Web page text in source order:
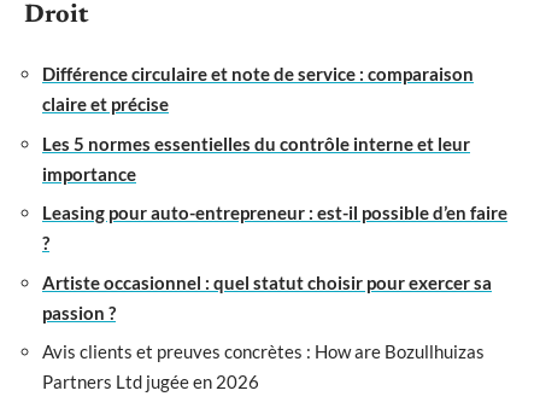
Droit
Différence circulaire et note de service : comparaison
claire et précise
Les 5 normes essentielles du contrôle interne et leur
importance
Leasing pour auto-entrepreneur : est-il possible d’en faire
?
Artiste occasionnel : quel statut choisir pour exercer sa
passion ?
Avis clients et preuves concrètes : How are Bozullhuizas
Partners Ltd jugée en 2026